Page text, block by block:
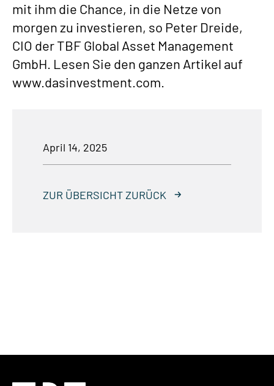
mit ihm die Chance, in die Netze von
morgen zu investieren, so Peter Dreide,
CIO der TBF Global Asset Management
GmbH. Lesen Sie den ganzen Artikel auf
www.dasinvestment.com.
April 14, 2025
ZUR ÜBERSICHT ZURÜCK